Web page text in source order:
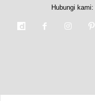
Hubungi kami: